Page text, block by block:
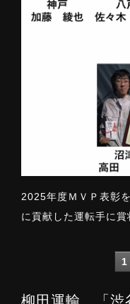
2025年度ＭＶＰ表彰
に貢献した運転手に賞
1
柳田運輸 「渋